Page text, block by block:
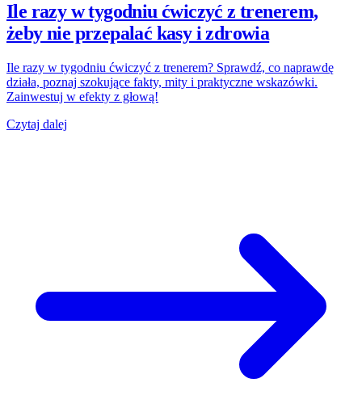
Ile razy w tygodniu ćwiczyć z trenerem,
żeby nie przepalać kasy i zdrowia
Ile razy w tygodniu ćwiczyć z trenerem? Sprawdź, co naprawdę
działa, poznaj szokujące fakty, mity i praktyczne wskazówki.
Zainwestuj w efekty z głową!
Czytaj dalej